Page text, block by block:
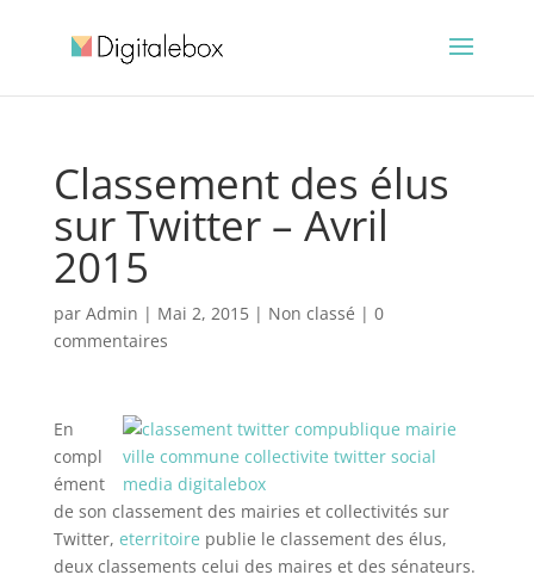
Classement des élus
sur Twitter – Avril
2015
par Admin | Mai 2, 2015| Non classé | 0
commentaires
En
compl
ément
de son classement des mairies et collectivités sur
Twitter, eterritoire publie le classement des élus,
deux classements celui des maires et des sénateurs.